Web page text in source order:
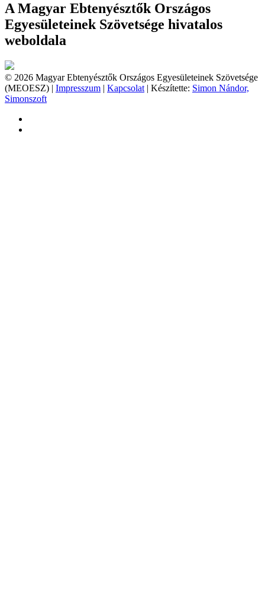
A Magyar Ebtenyésztők Országos
Egyesületeinek Szövetsége hivatalos
weboldala
© 2026 Magyar Ebtenyésztők Országos Egyesületeinek Szövetsége
(MEOESZ) | Impresszum | Kapcsolat | Készítette: Simon Nándor,
Simonszoft